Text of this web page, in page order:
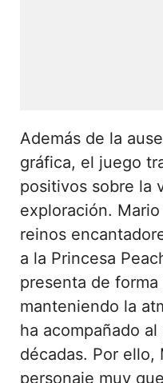
Además de la
gráfica, el juego
positivos sobre la
exploración.
reinos
a la Princesa
presenta de
manteniendo la
ha acompañado
décadas. Por ello,
personaje muy